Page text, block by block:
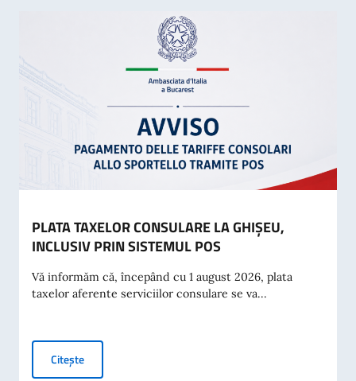
PLATA TAXELOR CONSULARE LA GHIȘEU,
INCLUSIV PRIN SISTEMUL POS
Vă informăm că, începând cu 1 august 2026, plata
taxelor aferente serviciilor consulare se va...
CiteștePLATA TAXELOR CONSULARE LA GHIȘEU, INCLUSIV